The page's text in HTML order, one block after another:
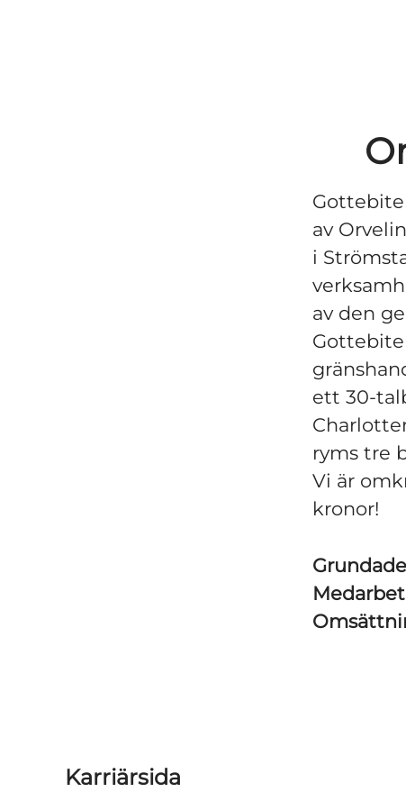
av
i
av den
ett 30-
ryms tre
Vi är
kronor!
Karriärsida